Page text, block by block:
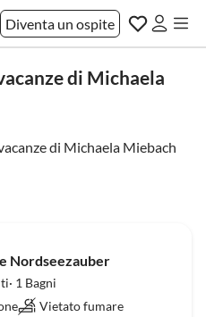
Diventa un ospite
di Michaela
di Michaela Miebach
Nordseezauber
1 Bagni
Vietato fumare